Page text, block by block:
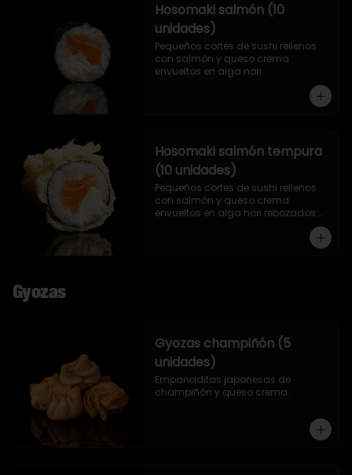
Hosomaki salmón (10
unidades)
Pequeños cortes de sushi rellenos
con salmón y queso crema
envueltos en alga nori.
Hosomaki salmón tempura
(10 unidades)
Pequeños cortes de sushi rellenos
con salmón y queso crema
envueltos en alga nori rebozados
Gyozas
Gyozas champiñón (5
unidades)
Empanaditas japonesas de
champiñón y queso crema.